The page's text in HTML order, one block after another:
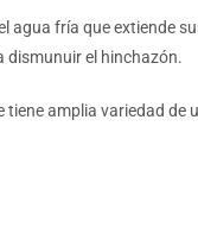
agua fría que extiende
dismunuir el hinchazón.
amplia variedad de